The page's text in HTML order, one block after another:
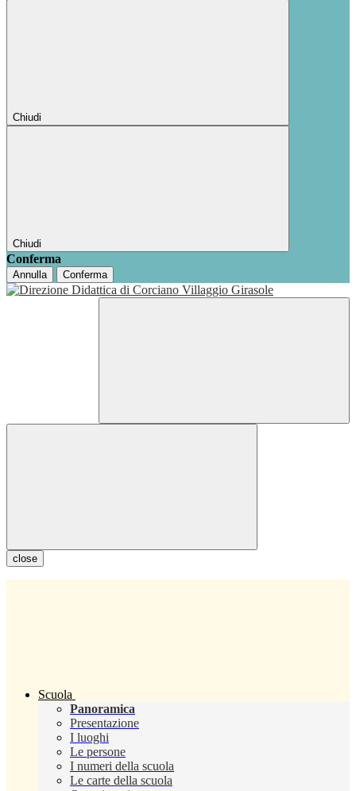
Chiudi
Chiudi
Conferma
Annulla Conferma
close
Scuola
Panoramica
Presentazione
I luoghi
Le persone
I numeri della scuola
Le carte della scuola